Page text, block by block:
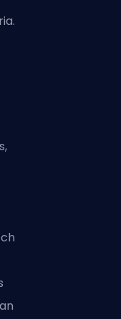
,